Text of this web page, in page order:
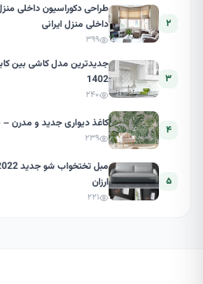
۲
طراحی دکوراسیون داخلی
داخلی منزل ایرانی
۳۹۹
۳
جدیدترین مدل کاشی بین
1402
۲۴۰
۴ کاغذ دیواری جدید و مدرن –
۲۳۹
۵
ارزان
۲۲۱